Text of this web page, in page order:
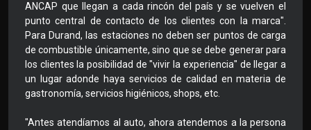
ANCAP que llegan a cada rincón del país y se vuelven el
punto central de contacto de los clientes con la marca".
Para Durand, las estaciones no deben ser puntos de carga
de combustible únicamente, sino que se debe generar para
los clientes la posibilidad de "vivir la experiencia" de llegar a
un lugar adonde haya servicios de calidad en materia de
gastronomía, servicios higiénicos, shops, etc.
"Antes atendíamos al auto, ahora atendemos a la persona